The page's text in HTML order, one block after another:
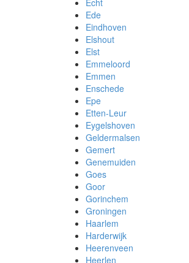
Echt
Ede
Eindhoven
Elshout
Elst
Emmeloord
Emmen
Enschede
Epe
Etten-Leur
Eygelshoven
Geldermalsen
Gemert
Genemuiden
Goes
Goor
Gorinchem
Groningen
Haarlem
Harderwijk
Heerenveen
Heerlen